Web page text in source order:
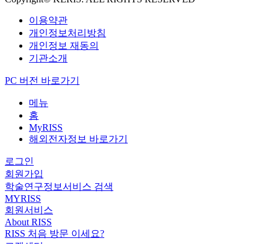
이용약관
개인정보처리방침
개인정보 재동의
기관소개
PC 버전 바로가기
메뉴
홈
MyRISS
해외전자정보 바로가기
로그인
회원가입
학술연구정보서비스 검색
MYRISS
회원서비스
About RISS
RISS 처음 방문 이세요?